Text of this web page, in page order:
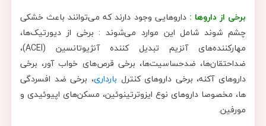
برخی از داروها : داروهایی وجود دارند که می‌توانند باعث خشکی
چشم شوند شامل این موارد می‌شوند : برخی از دیورتیک‌ها،
مهارکننده‌های آنزیم تبدیل کننده آنژیوتانسین (ACEI)،
ضداحتقان‌ها، ضدحساسیت‌ها، برخی قرص‌های خواب آور، برخی
داروهای آکنه، برخی داروهای کنترل بارداری، برخی ضد افسردگی
‌ها، مخصوصا داروهای نوع ایزوترتینوئین، مسکن‌های اپیوئیدی و
مورفین.